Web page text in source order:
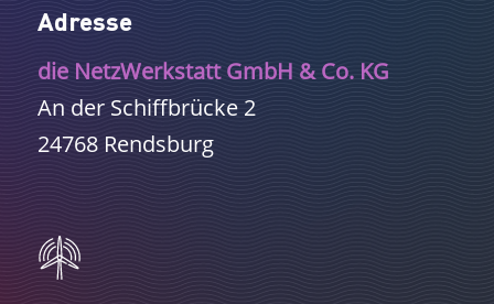
Adresse
die NetzWerkstatt GmbH & Co. KG
An der Schiffbrücke 2
24768 Rendsburg